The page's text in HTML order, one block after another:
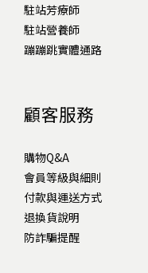
駐站芳療師
駐站營養師
蹦蹦跳實體通路
顧客服務
購物Q&A
會員等級與細則
付款與運送方式
退換貨說明
防詐騙提醒